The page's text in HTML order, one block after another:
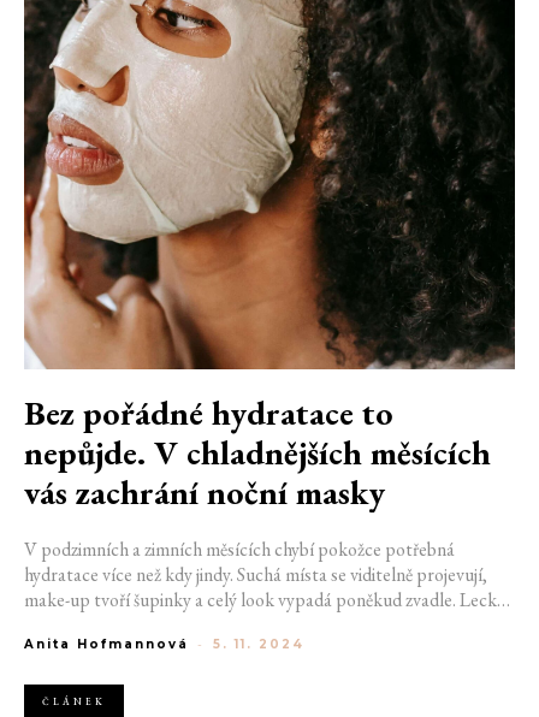
Bez pořádné hydratace to
nepůjde. V chladnějších měsících
vás zachrání noční masky
V podzimních a zimních měsících chybí pokožce potřebná
hydratace více než kdy jindy. Suchá místa se viditelně projevují,
make-up tvoří šupinky a celý look vypadá poněkud zvadle. Leckdy
bojovníkovi. Tím jsou noční masky, které pracují, zatímco vy
Anita Hofmannová - 5. 11. 2024
ČLÁNEK